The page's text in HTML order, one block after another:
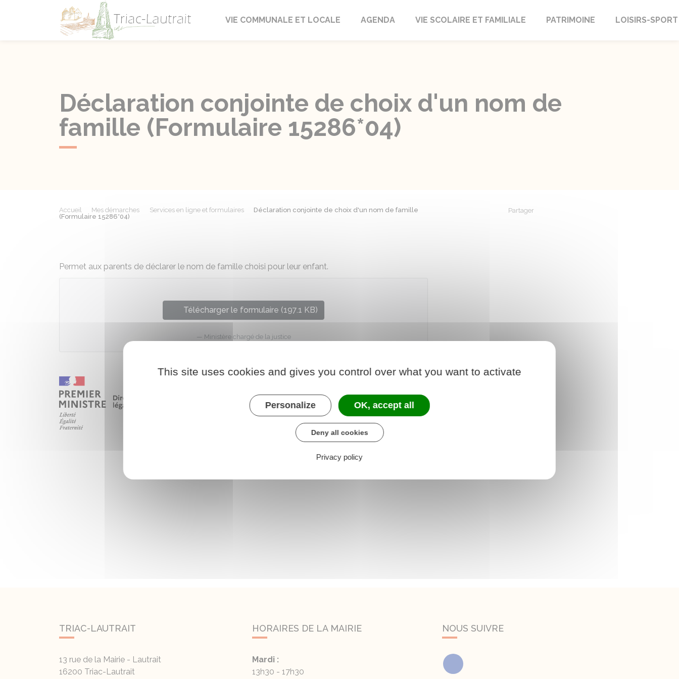
Triac-Lautrait
VIE COMMUNALE ET LOCALE AGENDA VIE SCOLAIRE ET FAMILIALE PATRIMOINE LOISIRS-SPORT
Déclaration conjointe de choix d'un nom de
famille (Formulaire 15286*04)
Accueil Mes démarches Services en ligne et formulaires
Déclaration conjointe de choix d'un nom de famille
(Formulaire 15286*04)
Partager
Permet aux parents de déclarer le nom de famille choisi pour leur enfant.
Télécharger le formulaire (197.1 KB)
Ministère chargé de la justice
TRIAC-LAUTRAIT
13 rue de la Mairie - Lautrait
16200 Triac-Lautrait
HORAIRES DE LA MAIRIE
Mardi :
13h30 - 17h30
NOUS SUIVRE
Facebook
This site uses cookies and gives you control over what you want to activate
Personalize OK, accept all
Deny all cookies
Privacy policy